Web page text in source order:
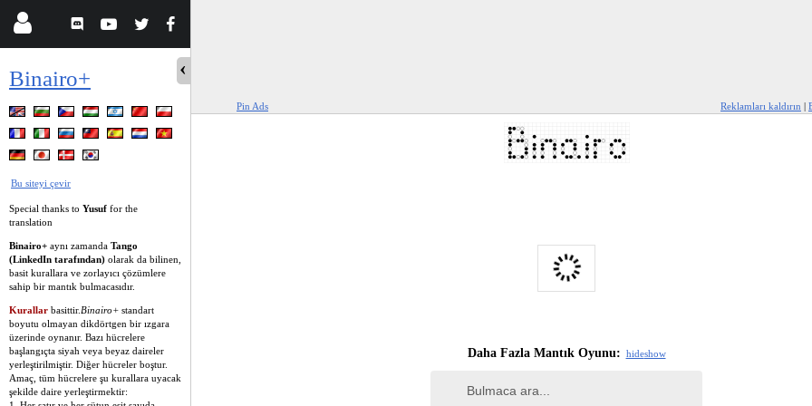
Binairo+
Bu siteyi çevir
Special thanks to Yusuf for the
translation
Binairo+ aynı zamanda Tango
(LinkedIn tarafından) olarak da bilinen,
basit kurallara ve zorlayıcı çözümlere
sahip bir mantık bulmacasıdır.
Kurallar basittir. Binairo+ standart
boyutu olmayan dikdörtgen bir ızgara
üzerinde oynanır. Bazı hücrelere
başlangıçta siyah veya beyaz daireler
yerleştirilmiştir. Diğer hücreler boştur.
Amaç, tüm hücrelere şu kurallara uyacak
şekilde daire yerleştirmektir:
Pin Ads Reklamları kaldırın |
Daha Fazla Mantık Oyunu: hideshow